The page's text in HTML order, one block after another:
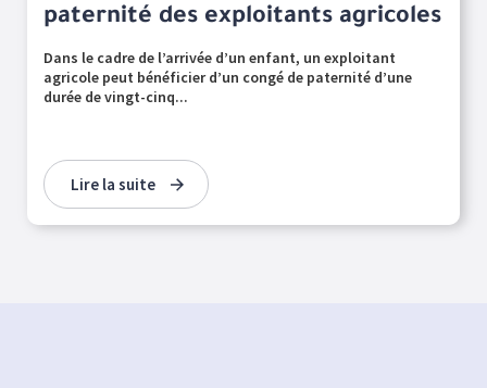
paternité des exploitants agricoles
Dans le cadre de l’arrivée d’un enfant, un exploitant
agricole peut bénéficier d’un congé de paternité d’une
durée de vingt-cinq...
Lire la suite